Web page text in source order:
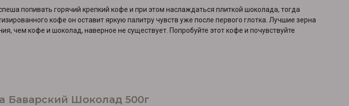
попивать горячий крепкий кофе и при этом наслаждаться плиткой шоколада, тогда
кофе он оставит яркую палитру чувств уже после первого глотка. Лучшие зерна
чем кофе и шоколад, наверное не существует. Попробуйте этот кофе и почувствуйте
Баварский Шоколад 500г